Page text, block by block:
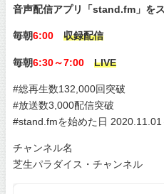
音声配信アプリ「stand.fm」を
毎朝6:00 収録配信
毎朝6:30～7:00 LIVE
#総再生数132,000回突破
#放送数3,000配信突破
#stand.fmを始めた日 2020.11.01
チャンネル名
芝生パラダイス・チャンネル